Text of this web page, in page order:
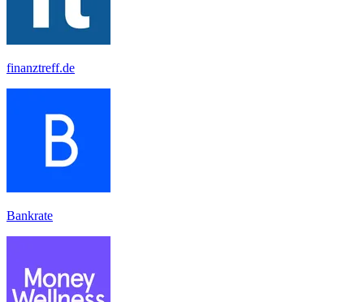
finanztreff.de
Bankrate